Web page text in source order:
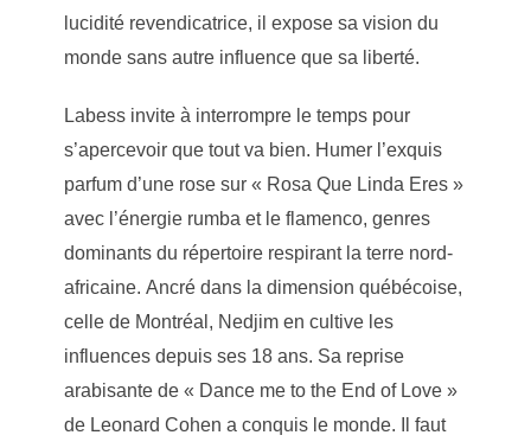
lucidité revendicatrice, il expose sa vision du
monde sans autre influence que sa liberté.
Labess invite à interrompre le temps pour
s’apercevoir que tout va bien. Humer l’exquis
parfum d’une rose sur « Rosa Que Linda Eres »
avec l’énergie rumba et le flamenco, genres
dominants du répertoire respirant la terre nord-
africaine. Ancré dans la dimension québécoise,
celle de Montréal, Nedjim en cultive les
influences depuis ses 18 ans. Sa reprise
arabisante de « Dance me to the End of Love »
de Leonard Cohen a conquis le monde. Il faut